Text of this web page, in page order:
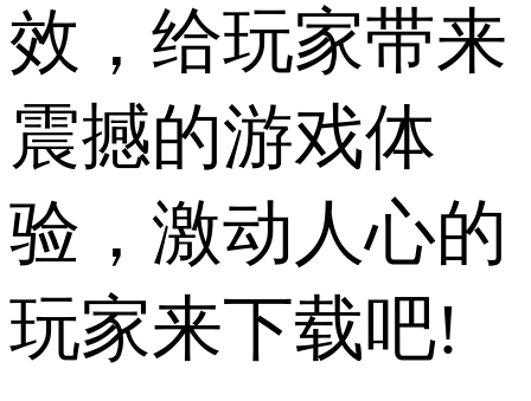
效，给玩家带来
震撼的游戏体
验，激动人心的
玩家来下载吧!